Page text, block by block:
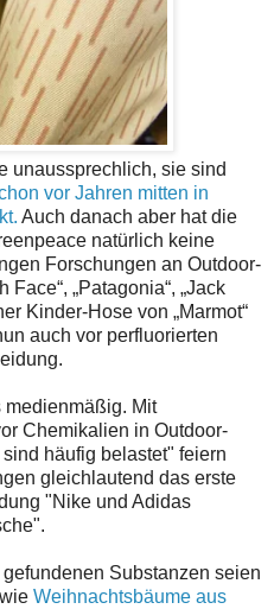
unaussprechlich, sie sind
vor Jahren mitten in
Auch danach aber hat die
natürlich keine
Forschungen an Outdoor-
„Patagonia“, „Jack
Kinder-Hose von „Marmot“
auch vor perfluorierten
medienmäßig. Mit
Chemikalien in Outdoor-
häufig belastet" feiern
gleichlautend das erste
"Nike und Adidas
Substanzen seien
Weihnachtsbäume aus